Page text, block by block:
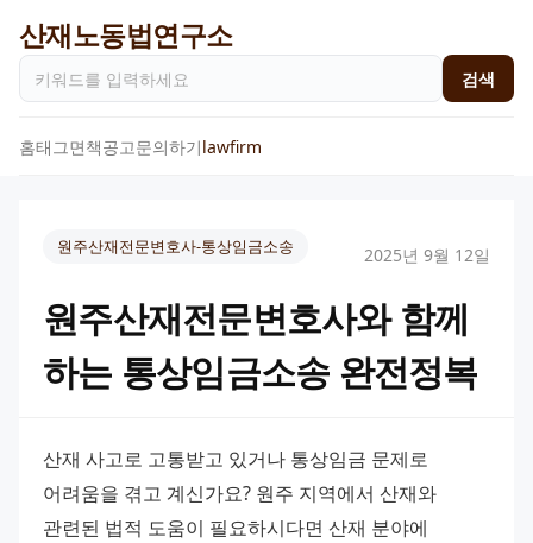
산재노동법연구소
검색
홈태그면책공고문의하기lawfirm
원주산재전문변호사-통상임금소송 2025년 9월 12일
원주산재전문변호사와 함께
하는 통상임금소송 완전정복
산재 사고로 고통받고 있거나 통상임금 문제로
어려움을 겪고 계신가요? 원주 지역에서 산재와
관련된 법적 도움이 필요하시다면 산재 분야에